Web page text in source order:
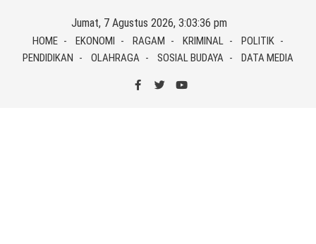
content
Jumat, 7 Agustus 2026, 3:03:36 pm
HOME EKONOMI RAGAM KRIMINAL
POLITIK
PENDIDIKAN
OLAHRAGA SOSIAL BUDAYA DATA MEDIA